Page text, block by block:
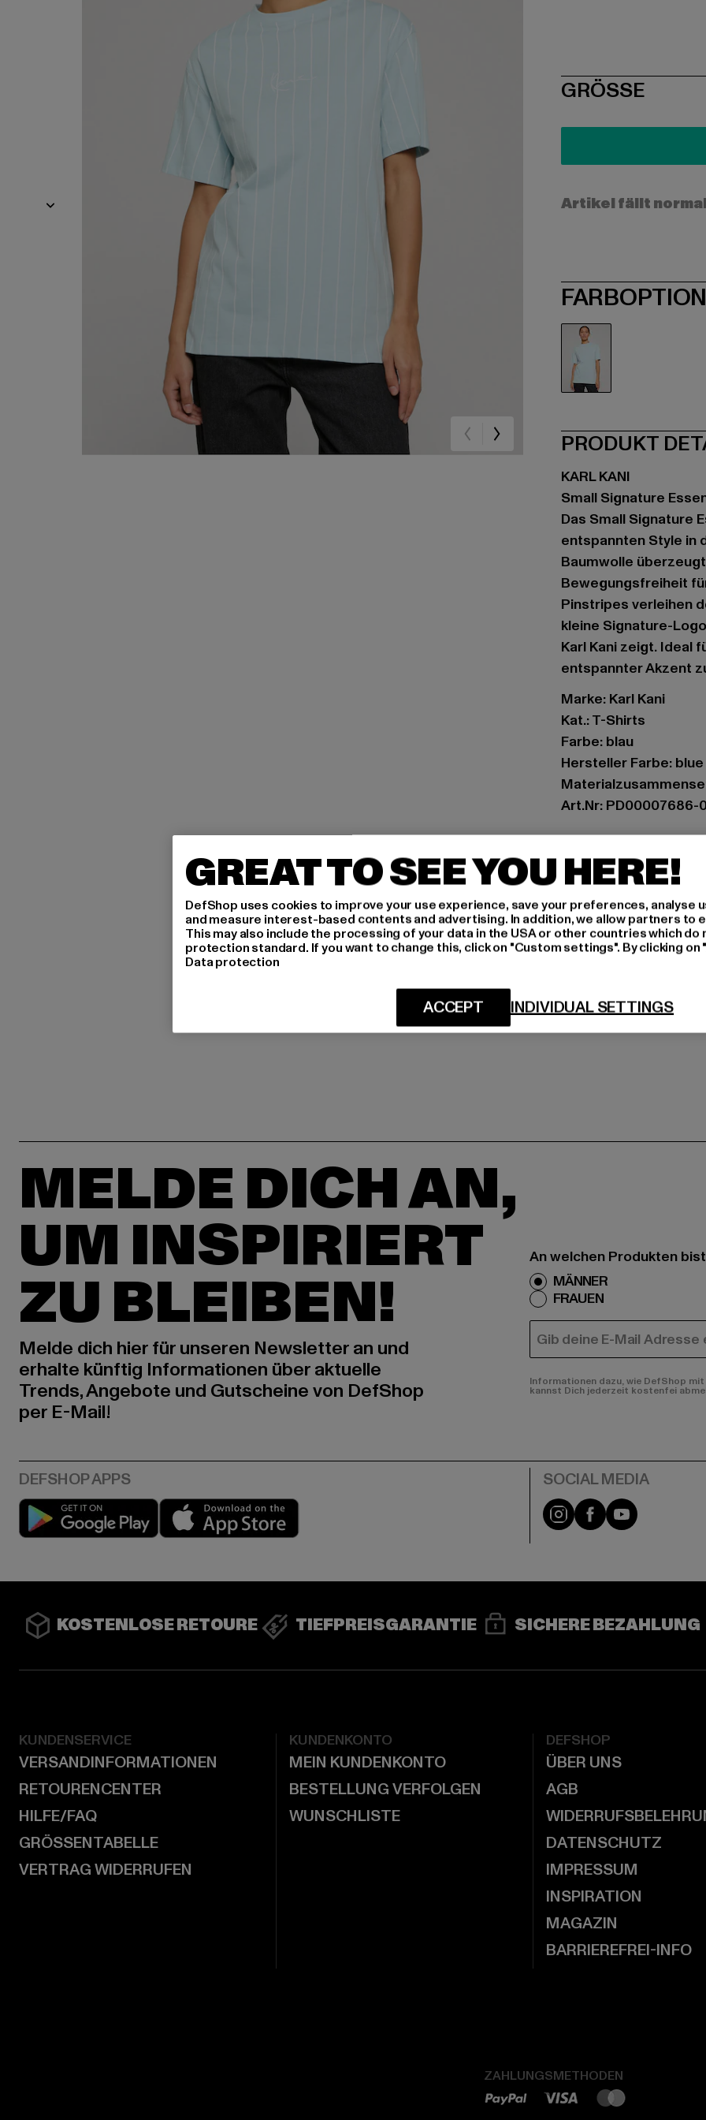
SIZE
GRÖSSE
Artikel fällt
PRODUKT
KARL KANI
Small Signature
Das Small Signature
entspannten Style in
Baumwolle
Bewegungsfreiheit
Pinstripes verleihen
kleine Signature-
Karl Kani zeigt. Ideal
entspannter Akzent
Marke: Karl Kani
Kat.: T-Shirts
Farbe: blau
Hersteller Farbe: blue
Art.Nr: PD00007686-
Schanzenstraße 41 |
GRÖSSE
LIEFERUNG &
MELDE DICH AN,
UM INSPIRIERT
ZU BLEIBEN!
Melde dich hier für unseren Newsletter an und
erhalte künftig Informationen über aktuelle
Trends, Angebote und Gutscheine von DefShop
per E-Mail!
An welchen Produkten
MÄNNER
FRAUEN
E-MAIL
Informationen dazu, wie DefShop
kannst Dich jederzeit kostenfei
Play market Instagram
FacebookYouTube
KOSTENLOSE RETOURE TIEFPREISGARANTIE SICHERE BEZAHLUNG
KUNDENSERVICE
VERSANDINFORMATIONEN
RETOURENCENTER
HILFE/FAQ
GRÖSSENTABELLE
VERTRAG WIDERRUFEN
KUNDENKONTO
MEIN KUNDENKONTO
BESTELLUNG VERFOLGEN
WUNSCHLISTE
DEFSHOP
ÜBER UNS
AGB
DATENSCHUTZ
IMPRESSUM
INSPIRATION
MAGAZIN
BARRIEREFREI-INFO
ZAHLUNGSMETHODEN
GREAT TO SEE YOU HERE!
DefShop uses cookies to improve your use experience, save your preferences, analyse
and measure interest-based contents and advertising. In addition, we allow partners to
This may also include the processing of your data in the USA or other countries which do
protection standard. If you want to change this, click on "Custom settings". By clicking
Data protection
INDIVIDUAL SETTINGS
ACCEPT